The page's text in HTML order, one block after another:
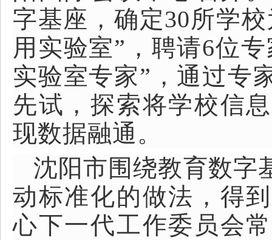
字基座，确定30所学
用实验室”，聘请6位
实验室专家”，通过专
先试，探索将学校信
现数据融通。
沈阳市围绕教育数字
动标准化的做法，得
心下一代工作委员会